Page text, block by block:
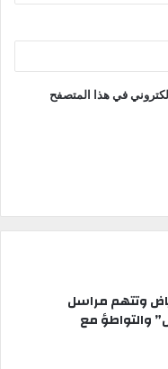
في هذا المتصفح
وتتهم مراسل
والتواطؤ مع